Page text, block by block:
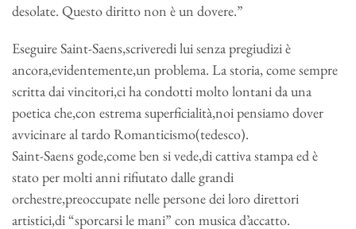
desolate. Questo diritto non è un dovere.”
Eseguire Saint-Saens,scriveredi lui senza pregiudizi è
ancora,evidentemente,un problema. La storia, come sempre
scritta dai vincitori,ci ha condotti molto lontani da una
poetica che,con estrema superficialità,noi pensiamo dover
avvicinare al tardo Romanticismo(tedesco).
Saint-Saens gode,come ben si vede,di cattiva stampa ed è
stato per molti anni rifiutato dalle grandi
orchestre,preoccupate nelle persone dei loro direttori
artistici,di “sporcarsi le mani” con musica d’accatto.